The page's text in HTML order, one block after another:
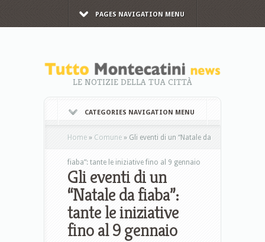
PAGES NAVIGATION MENU
LE NOTIZIE DELLA TUA CITTÀ
CATEGORIES NAVIGATION MENU
Home » Comune » Gli eventi di un “Natale da
fiaba”: tante le iniziative fino al 9 gennaio
Gli eventi di un
“Natale da fiaba”:
tante le iniziative
fino al 9 gennaio